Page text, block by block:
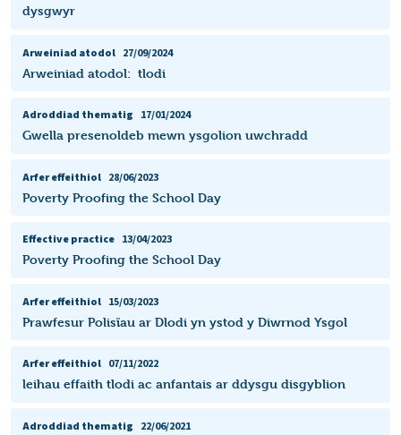
dysgwyr
Arweiniad atodol 27/09/2024
​Arweiniad atodol: tlodi
Adroddiad thematig 17/01/2024
Gwella presenoldeb mewn ysgolion uwchradd
Arfer effeithiol 28/06/2023
Poverty Proofing the School Day
Effective practice 13/04/2023
Poverty Proofing the School Day
Arfer effeithiol 15/03/2023
Prawfesur Polisïau ar Dlodi yn ystod y Diwrnod Ysgol
Arfer effeithiol 07/11/2022
leihau effaith tlodi ac anfantais ar ddysgu disgyblion
Adroddiad thematig 22/06/2021